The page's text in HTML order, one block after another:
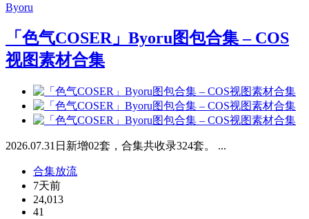
Byoru
「色气COSER」Byoru图包合集 – COS
视图素材合集
2026.07.31日新增02套，合集共收录324套。 ...
合集放流
7天前
24,013
41